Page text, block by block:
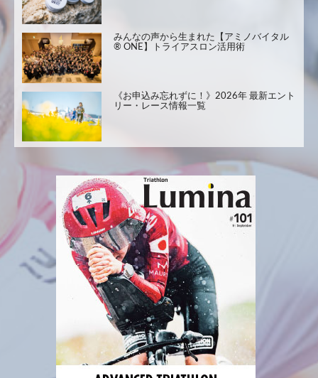
みんなの声から生まれた【アミノバイタル
® ONE】トライアスロン活用術
《お申込み忘れずに！》2026年 最新エント
リー・レース情報一覧